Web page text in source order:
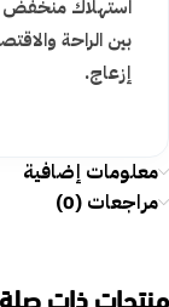
استهلاك منخفض
بين الراحة
إزعاج.
معلومات إضافية
مراجعات (0)